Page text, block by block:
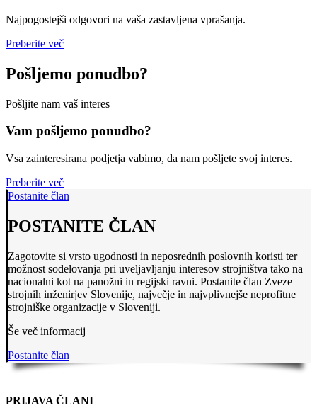
Najpogostejši odgovori na vaša zastavljena vprašanja.
Preberite več
Pošljemo ponudbo?
Pošljite nam vaš interes
Vam pošljemo ponudbo?
Vsa zainteresirana podjetja vabimo, da nam pošljete svoj interes.
Preberite več
Postanite član
POSTANITE ČLAN
Zagotovite si vrsto ugodnosti in neposrednih poslovnih koristi ter
možnost sodelovanja pri uveljavljanju interesov strojništva tako na
nacionalni kot na panožni in regijski ravni. Postanite član Zveze
strojnih inženirjev Slovenije, največje in najvplivnejše neprofitne
strojniške organizacije v Sloveniji.
Še več informacij
Postanite član
PRIJAVA ČLANI